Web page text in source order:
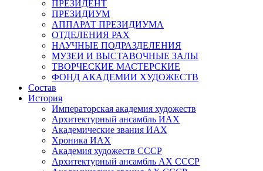
ПРЕЗИДЕНТ
ПРЕЗИДИУМ
АППАРАТ ПРЕЗИДИУМА
ОТДЕЛЕНИЯ РАХ
НАУЧНЫЕ ПОДРАЗДЕЛЕНИЯ
МУЗЕИ И ВЫСТАВОЧНЫЕ ЗАЛЫ
ТВОРЧЕСКИЕ МАСТЕРСКИЕ
ФОНД АКАДЕМИИ ХУДОЖЕСТВ
Состав
История
Императорская академия художеств
Архитектурный ансамбль ИАХ
Академические звания ИАХ
Хроника ИАХ
Академия художеств СССР
Архитектурный ансамбль АХ СССР